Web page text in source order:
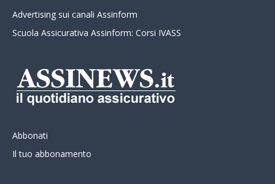
Advertising sui canali Assinform
Scuola Assicurativa Assinform: Corsi IVASS
Abbonati
Il tuo abbonamento